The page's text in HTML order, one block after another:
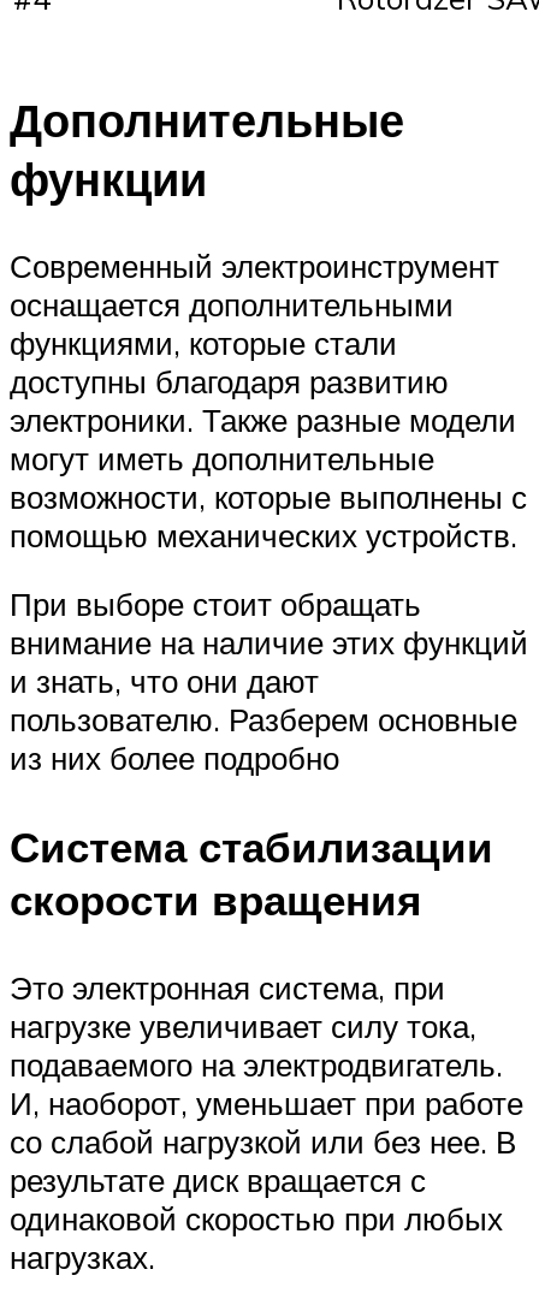
Дополнительные
функции
Современный электроинструмент
оснащается дополнительными
функциями, которые стали
доступны благодаря развитию
электроники. Также разные модели
могут иметь дополнительные
возможности, которые выполнены с
помощью механических устройств.
При выборе стоит обращать
внимание на наличие этих функций
и знать, что они дают
пользователю. Разберем основные
из них более подробно
Система стабилизации
скорости вращения
Это электронная система, при
нагрузке увеличивает силу тока,
подаваемого на электродвигатель.
И, наоборот, уменьшает при работе
со слабой нагрузкой или без нее. В
результате диск вращается с
одинаковой скоростью при любых
нагрузках.